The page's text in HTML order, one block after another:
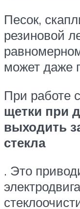
Песок,
резиновой
может даже
При работе
щетки при
выходить
стекла
. Это